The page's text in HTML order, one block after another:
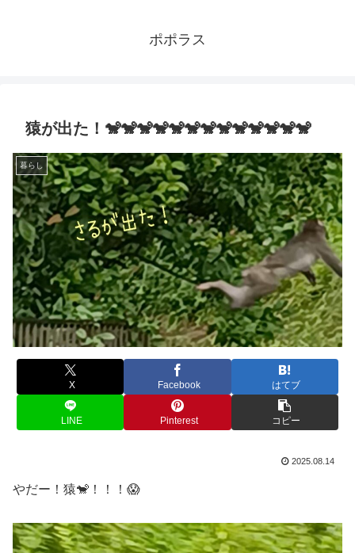
ポポラス
猿が出た！🐒🐒🐒🐒🐒🐒🐒🐒🐒🐒🐒🐒🐒
暮らし
X Facebook はてブ
LINE Pinterest コピー
2025.08.14
やだー！猿🐒！！！😱